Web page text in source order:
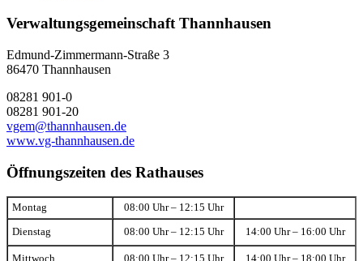
Verwaltungsgemeinschaft Thannhausen
Edmund-Zimmermann-Straße 3
86470 Thannhausen
08281 901-0
08281 901-20
vgem@thannhausen.de
www.vg-thannhausen.de
Öffnungszeiten des Rathauses
Montag 08:00 Uhr – 12:15 Uhr
Dienstag 08:00 Uhr – 12:15 Uhr 14:00 Uhr – 16:00 Uhr